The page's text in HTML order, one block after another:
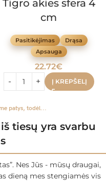
Tigro akies sfera 4
cm
Pasitikėjimas
Drąsa
Apsauga
22.72€
Į KREPŠELĮ
patys, todėl...
tiesų yra svarbu
Nes Jūs - mūsų draugai,
dieną mes stengiamės vis